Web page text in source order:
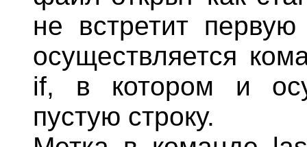
не встретит
осуществляется
if, в котором и
пустую строку.